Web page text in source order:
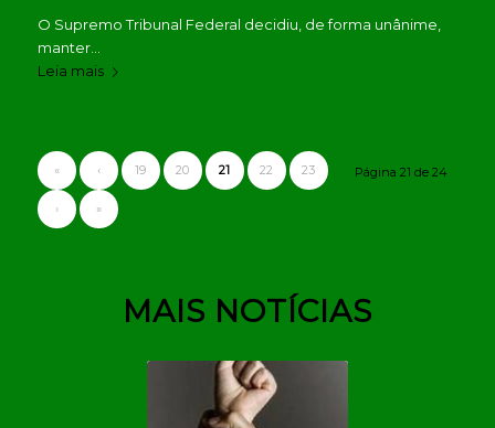
O Supremo Tribunal Federal decidiu, de forma unânime,
manter…
Leia mais
Página 21 de 24
« ‹ 19 20 21 22 23
› »
MAIS NOTÍCIAS